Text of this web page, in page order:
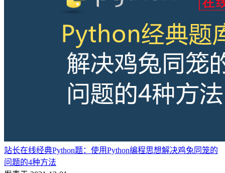
站长在线经典Python题：使用Python编程思想解决鸡兔同笼的
问题的4种方法